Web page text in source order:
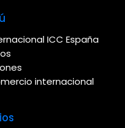
ICC España
internacional